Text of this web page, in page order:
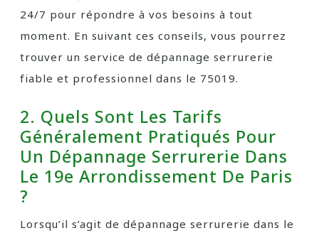
24/7 pour répondre à vos besoins à tout
moment. En suivant ces conseils, vous pourrez
trouver un service de dépannage serrurerie
fiable et professionnel dans le 75019.
2. Quels Sont Les Tarifs
Généralement Pratiqués Pour
Un Dépannage Serrurerie Dans
Le 19e Arrondissement De Paris
?
Lorsqu’il s’agit de dépannage serrurerie dans le